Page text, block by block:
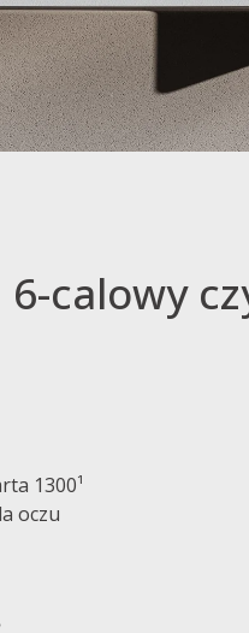
6-calowy
1300¹
oczu